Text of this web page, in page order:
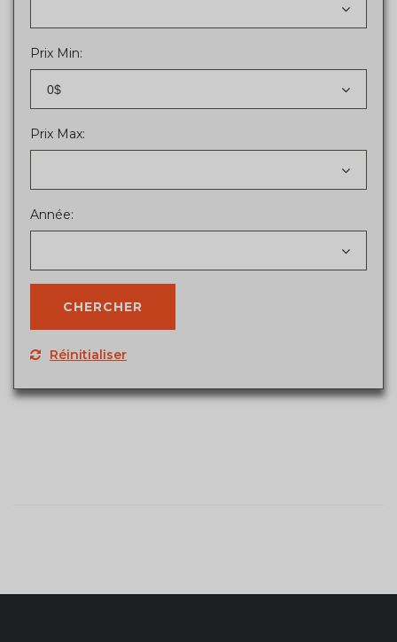
Prix Min:
0$
Prix Max:
Année:
Réinitialiser